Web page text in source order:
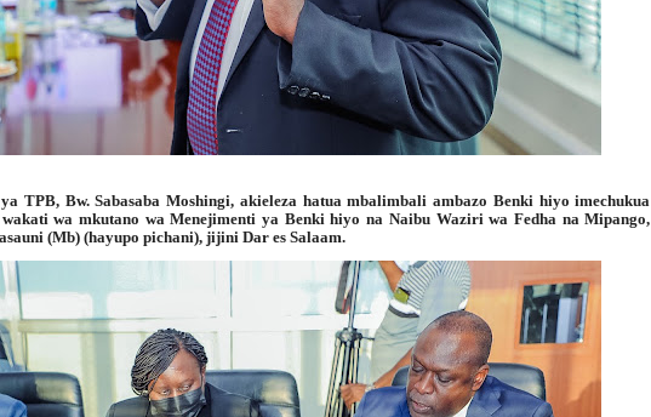
TPB, Bw. Sabasaba Moshingi, akieleza hatua mbalimbali ambazo Benki hiyo imechukua
wa mkutano wa Menejimenti ya Benki hiyo na Naibu Waziri wa Fedha na Mipango,
(Mb) (hayupo pichani), jijini Dar es Salaam.